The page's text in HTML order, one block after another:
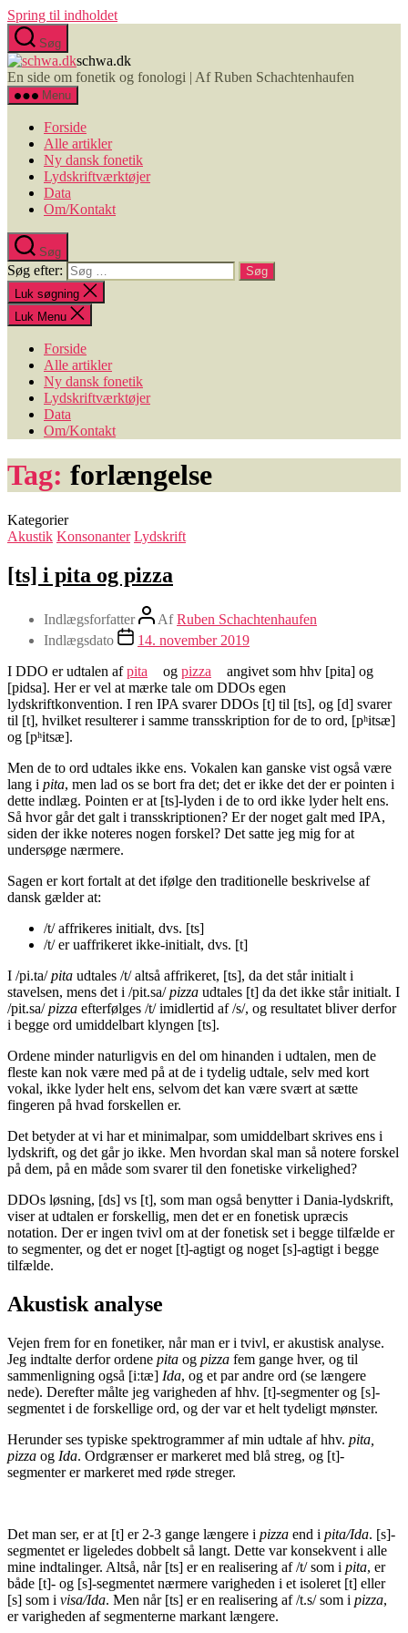
Spring til indholdet
Søg
schwa.dk
En side om fonetik og fonologi | Af Ruben Schachtenhaufen
Menu
Forside
Alle artikler
Ny dansk fonetik
Lydskriftværktøjer
Data
Om/Kontakt
Søg
Søg efter:
Luk søgning
Luk Menu
Forside
Alle artikler
Ny dansk fonetik
Lydskriftværktøjer
Data
Om/Kontakt
Tag: forlængelse
Kategorier
Akustik Konsonanter Lydskrift
[ts] i pita og pizza
Indlægsforfatter AfRuben Schachtenhaufen
Indlægsdato
14. november 2019
I DDO er udtalen afpita og pizza
angivet som hhv [pita] og
[pidsa]. Her er vel at mærke tale om DDOs egen
lydskriftkonvention. I ren IPA svarer DDOs [t] til [ts], og [d] svarer
til [t], hvilket resulterer i samme transskription for de to ord, [pʰitsæ]
og [pʰitsæ].
Men de to ord udtales ikke ens. Vokalen kan ganske vist også være
lang i pita, men lad os se bort fra det; det er ikke det der er pointen i
dette indlæg. Pointen er at [ts]-lyden i de to ord ikke lyder helt ens.
Så hvor går det galt i transskriptionen? Er der noget galt med IPA,
siden der ikke noteres nogen forskel? Det satte jeg mig for at
undersøge nærmere.
Sagen er kort fortalt at det ifølge den traditionelle beskrivelse af
dansk gælder at:
/t/ affrikeres initialt, dvs. [ts]
/t/ er uaffrikeret ikke-initialt, dvs. [t]
I /pi.ta/pita udtales /t/ altså affrikeret, [ts], da det står initialt i
stavelsen, mens det i /pit.sa/pizza udtales [t] da det ikke står initialt. I
/pit.sa/pizza efterfølges /t/ imidlertid af /s/, og resultatet bliver derfor
i begge ord umiddelbart klyngen [ts].
Ordene minder naturligvis en del om hinanden i udtalen, men de
fleste kan nok være med på at de i tydelig udtale, selv med kort
vokal, ikke lyder helt ens, selvom det kan være svært at sætte
fingeren på hvad forskellen er.
Det betyder at vi har et minimalpar, som umiddelbart skrives ens i
lydskrift, og det går jo ikke. Men hvordan skal man så notere forskel
på dem, på en måde som svarer til den fonetiske virkelighed?
DDOs løsning, [ds] vs [t], som man også benytter i Dania-lydskrift,
viser at udtalen er forskellig, men det er en fonetisk upræcis
notation. Der er ingen tvivl om at der fonetisk set i begge tilfælde er
to segmenter, og det er noget [t]-agtigt og noget [s]-agtigt i begge
tilfælde.
Akustisk analyse
Vejen frem for en fonetiker, når man er i tvivl, er akustisk analyse.
Jeg indtalte derfor ordene pita og pizza fem gange hver, og til
sammenligning også [iːtæ] Ida, og et par andre ord (se længere
nede). Derefter målte jeg varigheden af hhv. [t]-segmenter og [s]-
segmentet i de forskellige ord, og der var et helt tydeligt mønster.
Herunder ses typiske spektrogrammer af min udtale af hhv. pita,
pizza og Ida. Ordgrænser er markeret med blå streg, og [t]-
segmenter er markeret med røde streger.
Det man ser, er at [t] er 2-3 gange længere i pizza end i pita/Ida. [s]-
segmentet er ligeledes dobbelt så langt. Dette var konsekvent i alle
mine indtalinger. Altså, når [ts] er en realisering af /t/ som i pita, er
både [t]- og [s]-segmentet nærmere varigheden i et isoleret [t] eller
[s] som i visa/Ida. Men når [ts] er en realisering af /t.s/ som i pizza,
er varigheden af segmenterne markant længere.